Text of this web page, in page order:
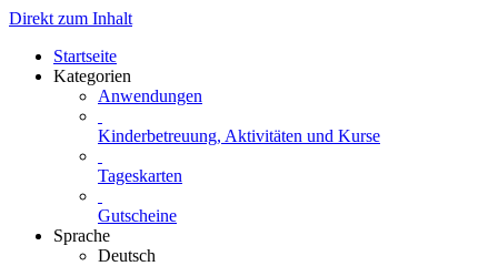
Direkt zum Inhalt
Startseite
Kategorien
Anwendungen
Kinderbetreuung, Aktivitäten und Kurse
Tageskarten
Gutscheine
Sprache
Deutsch